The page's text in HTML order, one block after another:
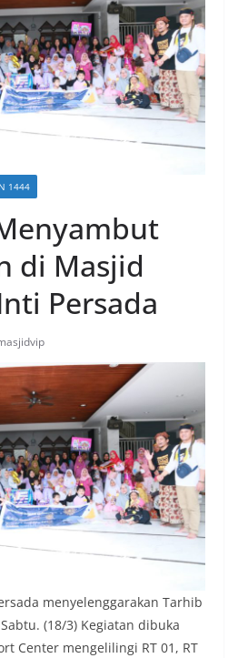
1444
di Masjid
Persada
menyelenggarakan Tarhib
(18/3) Kegiatan dibuka
Center mengelilingi RT 01, RT